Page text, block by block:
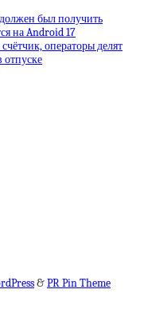
был получить
на Android 17
операторы делят
отпуске
&PR Pin Theme